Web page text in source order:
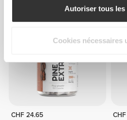
Autoriser tous les
Cookies nécessaires
CHF 24.65